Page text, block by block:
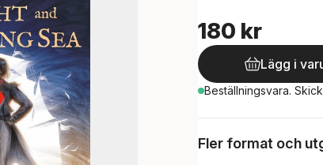
180 kr
Lägg i
Beställningsvara.
Fler format och